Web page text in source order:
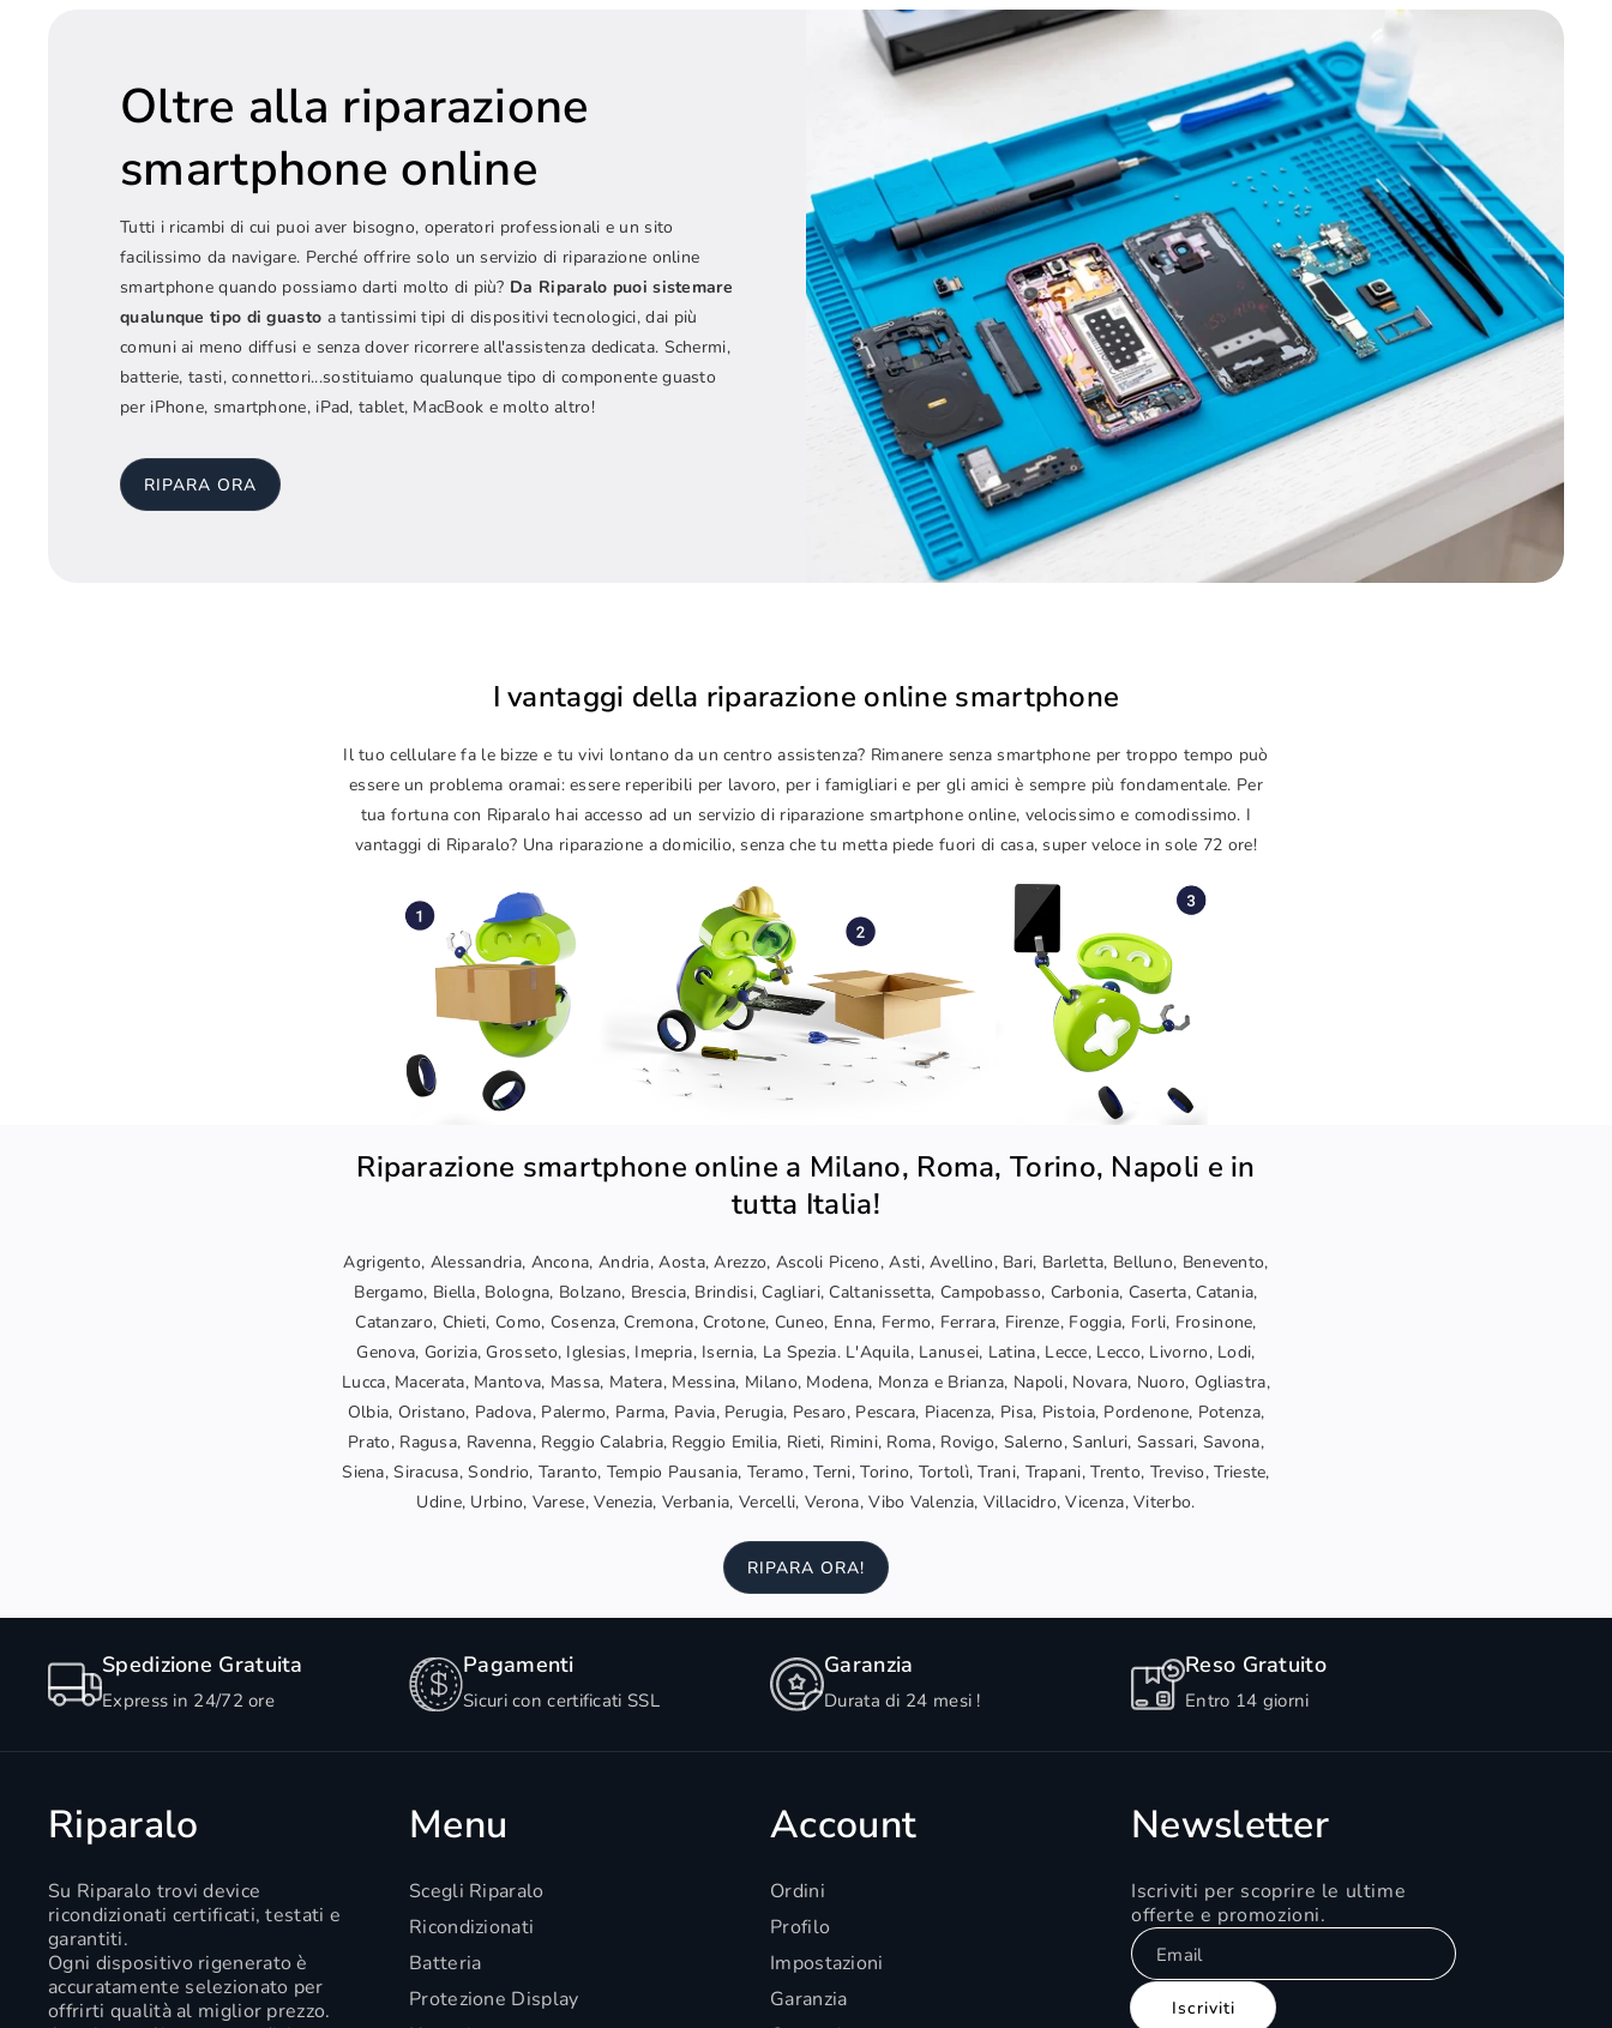
Oltre alla riparazione
smartphone online
Tutti i ricambi di cui puoi aver bisogno, operatori professionali e un sito
facilissimo da navigare. Perché offrire solo un servizio di riparazione online
smartphone quando possiamo darti molto di più? Da Riparalo puoi sistemare
qualunque tipo di guasto a tantissimi tipi di dispositivi tecnologici, dai più
comuni ai meno diffusi e senza dover ricorrere all'assistenza dedicata. Schermi,
batterie, tasti, connettori...sostituiamo qualunque tipo di componente guasto
per iPhone, smartphone, iPad, tablet, MacBook e molto altro!
RIPARA ORA
I vantaggi della riparazione online smartphone
Il tuo cellulare fa le bizze e tu vivi lontano da un centro assistenza? Rimanere senza smartphone per troppo tempo può
essere un problema oramai: essere reperibili per lavoro, per i famigliari e per gli amici è sempre più fondamentale. Per
tua fortuna con Riparalo hai accesso ad un servizio di riparazione smartphone online, velocissimo e comodissimo. I
vantaggi di Riparalo? Una riparazione a domicilio, senza che tu metta piede fuori di casa, super veloce in sole 72 ore!
Riparazione smartphone online a Milano, Roma, Torino, Napoli e in
tutta Italia!
Agrigento, Alessandria, Ancona, Andria, Aosta, Arezzo, Ascoli Piceno, Asti, Avellino, Bari, Barletta, Belluno, Benevento,
Bergamo, Biella, Bologna, Bolzano, Brescia, Brindisi, Cagliari, Caltanissetta, Campobasso, Carbonia, Caserta, Catania,
Catanzaro, Chieti, Como, Cosenza, Cremona, Crotone, Cuneo, Enna, Fermo, Ferrara, Firenze, Foggia, Forli, Frosinone,
Genova, Gorizia, Grosseto, Iglesias, Imepria, Isernia, La Spezia. L'Aquila, Lanusei, Latina, Lecce, Lecco, Livorno, Lodi,
Lucca, Macerata, Mantova, Massa, Matera, Messina, Milano, Modena, Monza e Brianza, Napoli, Novara, Nuoro, Ogliastra,
Olbia, Oristano, Padova, Palermo, Parma, Pavia, Perugia, Pesaro, Pescara, Piacenza, Pisa, Pistoia, Pordenone, Potenza,
Prato, Ragusa, Ravenna, Reggio Calabria, Reggio Emilia, Rieti, Rimini, Roma, Rovigo, Salerno, Sanluri, Sassari, Savona,
Siena, Siracusa, Sondrio, Taranto, Tempio Pausania, Teramo, Terni, Torino, Tortolì, Trani, Trapani, Trento, Treviso, Trieste,
Udine, Urbino, Varese, Venezia, Verbania, Vercelli, Verona, Vibo Valenzia, Villacidro, Vicenza, Viterbo.
RIPARA ORA!
Spedizione Gratuita
Express in 24/72 ore
Pagamenti
Sicuri con certificati SSL
Garanzia
Durata di 24 mesi !
Reso Gratuito
Entro 14 giorni
Riparalo
Su Riparalo trovi device
ricondizionati certificati, testati e
garantiti.
Ogni dispositivo rigenerato è
accuratamente selezionato per
offrirti qualità al miglior prezzo.
Menu
Scegli Riparalo
Ricondizionati
Batteria
Protezione Display
Account
Ordini
Profilo
Impostazioni
Garanzia
Newsletter
Iscriviti per scoprire le ultime
offerte e promozioni.
Email
Iscriviti